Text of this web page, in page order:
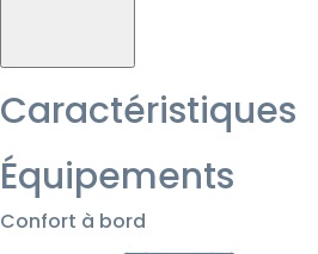
Caractéristiques
Équipements
Confort à bord